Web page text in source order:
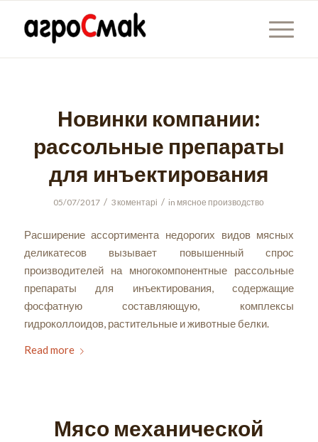
Новинки компании:
рассольные препараты
для инъектирования
05/07/2017 / 3 коментарі / in мясное производство
Расширение ассортимента недорогих видов мясных
деликатесов вызывает повышенный спрос
производителей на многокомпонентные рассольные
препараты для инъектирования, содержащие
фосфатную составляющую, комплексы
гидроколлоидов, растительные и животные белки.
Read more
Мясо механической